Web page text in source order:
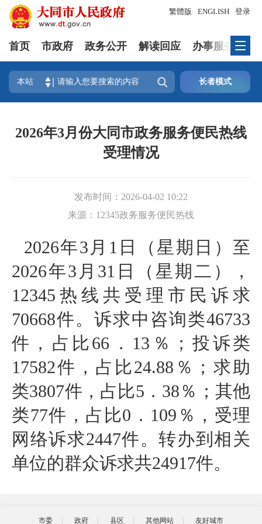
登录
繁體版 ENGLISH
首页 市政府 政务公开 解读回应 办事服务
本站  长者模式
2026年3月份大同市政务服务便民热线
受理情况
发布时间： 2026-04-02 10:22
来源： 12345政务服务便民热线
2026年3月1日（星期日）至
2026年3月31日（星期二），
12345热线共受理市民诉求
70668件。诉求中咨询类46733
件，占比66．13％；投诉类
17582件，占比24.88％；求助
类3807件，占比5．38％；其他
类77件，占比0．109％，受理
网络诉求2447件。转办到相关
单位的群众诉求共24917件。
市委 政府 县区 其他网站 友好城市